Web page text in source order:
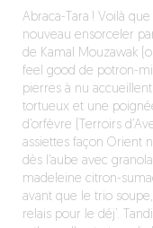
Abraca-Tara ! Voilà
nouveau ensorceler
de Kamal Mouzawak
feel good de potron-
pierres à nu
tortueux et une
d’orfèvre (Terroirs
assiettes façon Orient
dès l’aube avec
madeleine citron-
avant que le trio
relais pour le déj’.